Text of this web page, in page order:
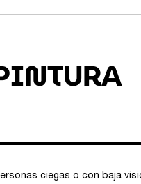
ciegas o con baja